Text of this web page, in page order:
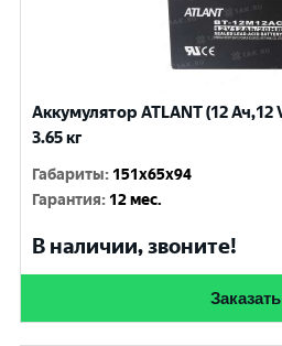
Аккумулятор ATLANT (12 Ач,12
3.65 кг
Габариты: 151x65x94
Гарантия: 12 мес.
В наличии, звоните!
Заказать